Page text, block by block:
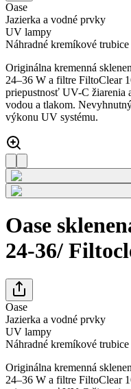
Oase
Jazierka a vodné prvky
UV lampy
Náhradné kremíkové trubice
Originálna kremenná
24–36 W a filtre FiltoClear
priepustnosť UV-C žiarenia
vodou a tlakom.
výkonu UV systému.
Oase
24-36/
Oase
Jazierka a vodné prvky
UV lampy
Náhradné kremíkové trubice
Originálna kremenná
24–36 W a filtre FiltoClear